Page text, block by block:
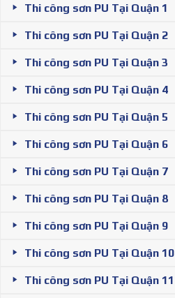
Thi công sơn PU Tại Quận 1
Thi công sơn PU Tại Quận 2
Thi công sơn PU Tại Quận 3
Thi công sơn PU Tại Quận 4
Thi công sơn PU Tại Quận 5
Thi công sơn PU Tại Quận 6
Thi công sơn PU Tại Quận 7
Thi công sơn PU Tại Quận 8
Thi công sơn PU Tại Quận 9
Thi công sơn PU Tại Quận 10
Thi công sơn PU Tại Quận 11